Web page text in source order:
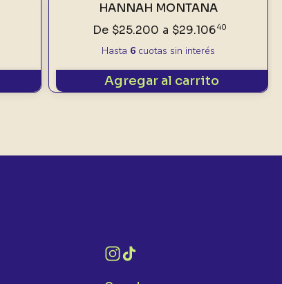
HANNAH MONTANA
De $25.200 a $29.10640
Hasta 6cuotas sin interés
Agregar al carrito